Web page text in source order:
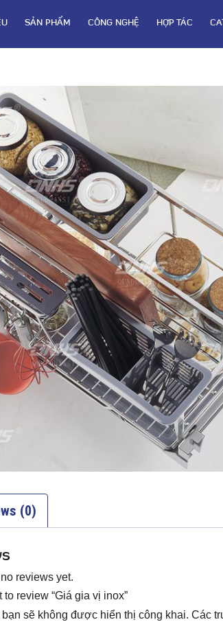
SẢN PHẨM CÔNG NGHỆ HỢP TÁC
(0)
reviews yet.
to review “Giá gia vị inox”
bạn sẽ không được hiển thị công khai. Các